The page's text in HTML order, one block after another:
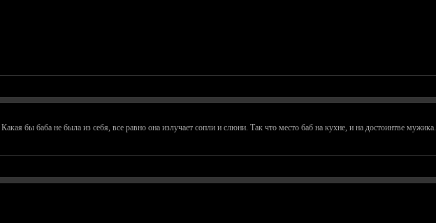
бы баба не была из себя, все равно она излучает сопли и слюни. Так что место баб на кухне, и на достоинтве мужика.